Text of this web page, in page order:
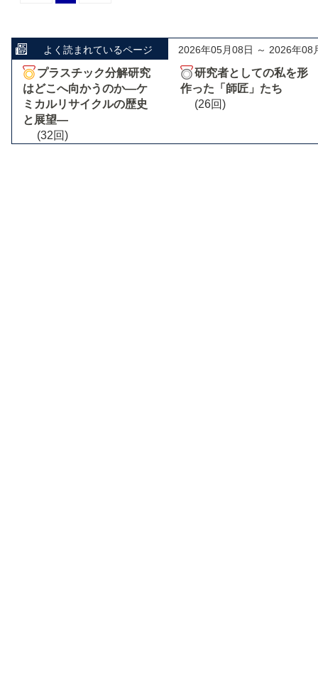
よく読まれているページ 2026年05月08日 ～ 2026年08
プラスチック分解研究
はどこへ向かうのか―ケ
ミカルリサイクルの歴史
と展望―
(32回)
研究者としての私を形
作った「師匠」たち
(26回)